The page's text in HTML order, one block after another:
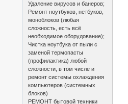
Удаление вирусов и банеров;
Ремонт ноутбуков, нетбуков,
моноблоков (любая
сложность, есть всё
необходимое оборудование);
Чистка ноутбука от пыли с
заменой термопасты
(профилактика) любой
сложности, в том числе и
ремонт системы охлаждения
компьютеров (системных
блоков)
РЕМОНТ бытовой техники